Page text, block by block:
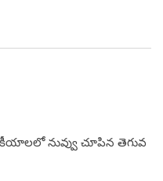
నువ్వు చూపిన తెగువ